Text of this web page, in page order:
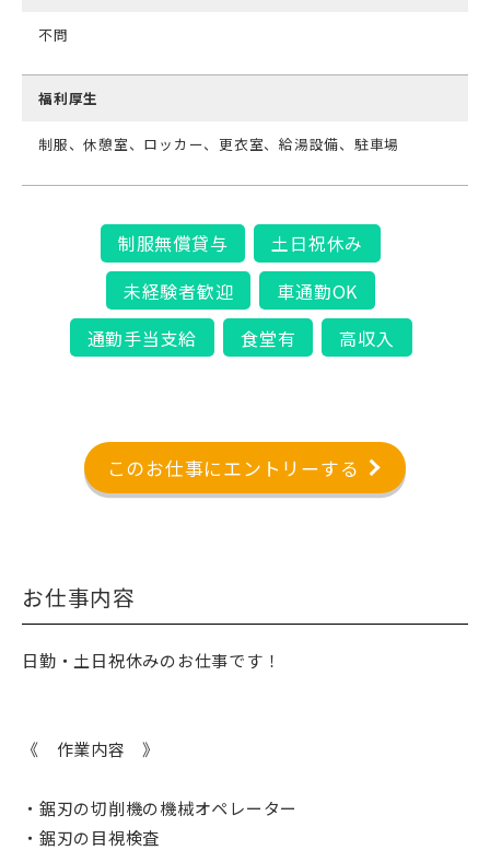
不問
福利厚生
制服、休憩室、ロッカー、更衣室、給湯設備、駐車場
制服無償貸与
土日祝休み
未経験者歓迎
車通勤OK
通勤手当支給
食堂有 高収入
このお仕事にエントリーする
お仕事内容
日勤・土日祝休みのお仕事です！
《 作業内容 》
・鋸刃の切削機の機械オペレーター
・鋸刃の目視検査